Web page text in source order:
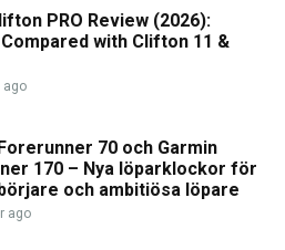
PRO Review (2026):
with Clifton 11 &
ago
70 och Garmin
170 – Nya löparklockor för
och ambitiösa löpare
ago